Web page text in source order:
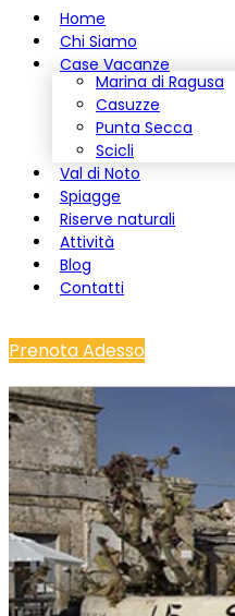
Home
Chi Siamo
Case Vacanze
Marina di Ragusa
Casuzze
Punta Secca
Scicli
Val di Noto
Spiagge
Riserve naturali
Attività
Blog
Contatti
Prenota Adesso